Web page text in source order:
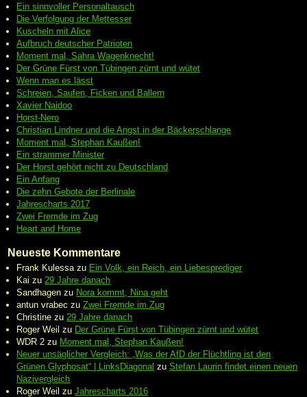
Ein sinnvoller Personaltausch
Die Verfolgung der Mettesser
Kuscheln mit Alice
Aufbruch deutscher Patrioten
Moment mal, Sahra Wagenknecht!
Der Grüne Fürst von Tübingen zürnt und wütet
Wenn man es lässt
Schreien, Saufen, Ficken und Ballern
Xavier Naidoo
Horst-Nero
Christian Lindner und die Angst in der Bäckerschlange
Moment mal, Stephan Kaußen!
Ein strammer Minister
Der Horst gehört nicht zu Deutschland
Ein Anfang
Die zehn Gebote der Berlinale
Jahrescharts 2017
Zwei Fremde im Zug
Heart and Home
Neueste Kommentare
Frank Kulessa zu Ein Volk, ein Reich, ein Liebesprediger
Kai zu 29 Jahre danach
Sandhagen zu Nora kommt, Nina geht
antun vrabec zuZwei Fremde im Zug
Christine zu 29 Jahre danach
Roger Weil zu Der Grüne Fürst von Tübingen zürnt und wütet
WDR 2 zu Moment mal, Stephan Kaußen!
Neuer unsäglicher Vergleich: „Was der AfD der Flüchtling ist den
Grünen Glyphosat“ | LinksDiagonal zuStefan Laurin findet einen neuen
Nazivergleich
Roger Weil zuJahrescharts 2016